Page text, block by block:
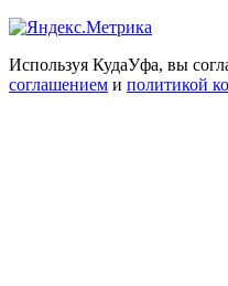
Используя КудаУфа, вы
соглашением и политикой